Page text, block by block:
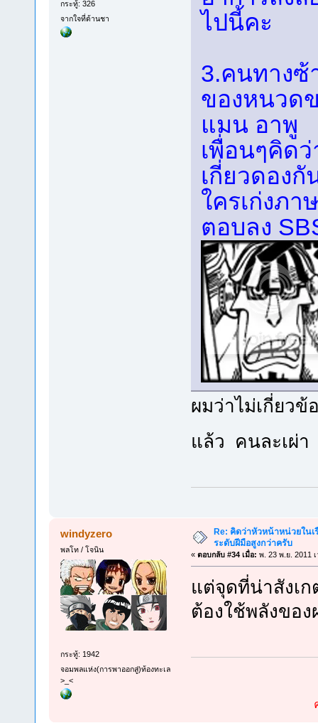
กระทู้: 326
จากใจที่ด้านชา
ไปนี้คะ
3.คนทางซ้
ของหนวด
แมน อาพู
เพื่อนๆคิด
เกี่ยวดอง
ใครเก่งภ
ตอบลง
ผมว่าไม่เกี่ยว
แล้ว คนละเผ่
windyzero
พลโท / โจนิน
กระทู้: 1942
จอมพลแห่ง(การพาออกสู่)ท้องทะเล
>_<
Re: คิดว่าหัวหน้าหน่วยใน
ระดับฝีมือสูงกว่าครับ
« ตอบกลับ #34 เมื่อ: พ. 23 พ.ย. 2011
แต่จุดที่น่าสังเ
ต้องใช้พลังของ